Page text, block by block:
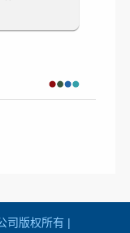
司版权所有 |